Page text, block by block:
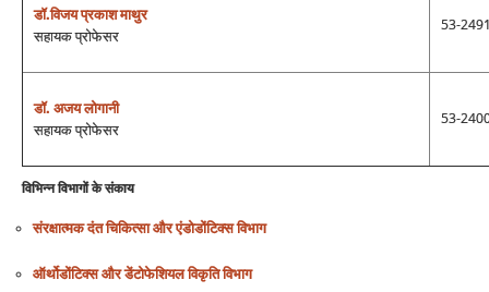
डॉ.विजय प्रकाश माथुर
सहायक प्रोफेसर
53-
डॉ. अजय लोगानी
सहायक प्रोफेसर
53-
विभिन्‍न विभागों के संकाय
संरक्षात्‍मक दंत चिकित्‍सा और एंडोडोंटिक्‍स विभाग
ऑर्थोडोंटिक्‍स और डेंटोफेशियल विकृति विभाग